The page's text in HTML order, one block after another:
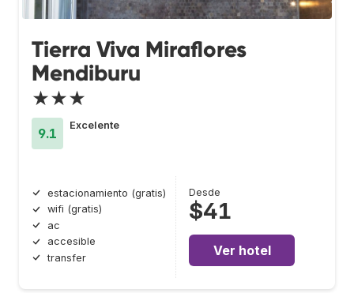
Tierra Viva Miraflores
Mendiburu
★★★
9.1
Excelente
estacionamiento (gratis)
wifi (gratis)
ac
accesible
transfer
Desde
$41
Ver hotel